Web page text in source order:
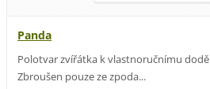
Panda
Polotvar zvířátka k vlastnoručnímu
Zbroušen pouze ze zpoda...